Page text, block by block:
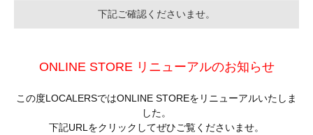
下記ご確認くださいませ。
ONLINE STORE リニューアルのお知らせ
この度LOCALERSではONLINE STOREをリニューアルいたしま
した。
下記URLをクリックしてぜひご覧くださいませ。